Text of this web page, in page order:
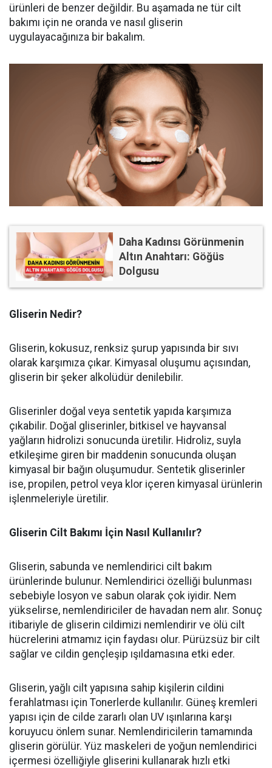
ürünleri de benzer değildir. Bu aşamada ne tür cilt
bakımı için ne oranda ve nasıl gliserin
uygulayacağınıza bir bakalım.
Daha Kadınsı Görünmenin
Altın Anahtarı: Göğüs
Dolgusu
Gliserin Nedir?
Gliserin, kokusuz, renksiz şurup yapısında bir sıvı
olarak karşımıza çıkar. Kimyasal oluşumu açısından,
gliserin bir şeker alkolüdür denilebilir.
Gliserinler doğal veya sentetik yapıda karşımıza
çıkabilir. Doğal gliserinler, bitkisel ve hayvansal
yağların hidrolizi sonucunda üretilir. Hidroliz, suyla
etkileşime giren bir maddenin sonucunda oluşan
kimyasal bir bağın oluşumudur. Sentetik gliserinler
ise, propilen, petrol veya klor içeren kimyasal ürünlerin
işlenmeleriyle üretilir.
Gliserin Cilt Bakımı İçin Nasıl Kullanılır?
Gliserin, sabunda ve nemlendirici cilt bakım
ürünlerinde bulunur. Nemlendirici özelliği bulunması
sebebiyle losyon ve sabun olarak çok iyidir. Nem
yükselirse, nemlendiriciler de havadan nem alır. Sonuç
itibariyle de gliserin cildimizi nemlendirir ve ölü cilt
hücrelerini atmamız için faydası olur. Pürüzsüz bir cilt
sağlar ve cildin gençleşip ışıldamasına etki eder.
Gliserin, yağlı cilt yapısına sahip kişilerin cildini
ferahlatması için Tonerlerde kullanılır. Güneş kremleri
yapısı için de cilde zararlı olan UV ışınlarına karşı
koruyucu önlem sunar. Nemlendiricilerin tamamında
gliserin görülür. Yüz maskeleri de yoğun nemlendirici
içermesi özelliğiyle gliserini kullanarak hızlı etki